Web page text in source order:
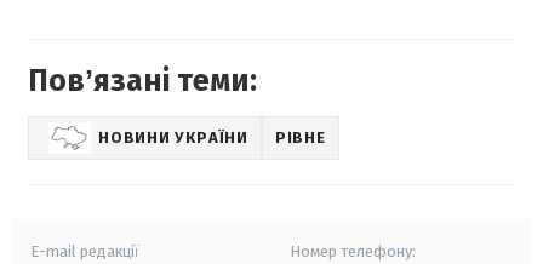
Повʼязані теми:
НОВИНИ УКРАЇНИ РІВНЕ
E-mail редакції Номер телефону: